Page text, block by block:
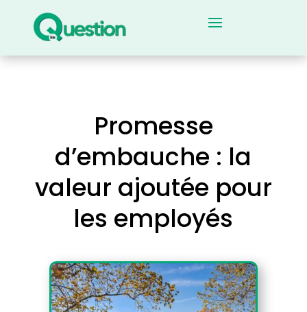
Promesse
d’embauche : la
valeur ajoutée pour
les employés